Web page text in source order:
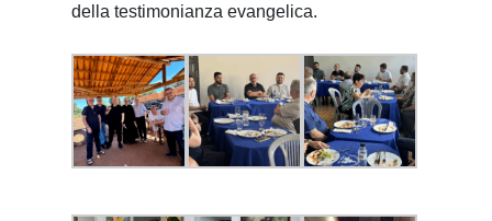
della testimonianza evangelica.